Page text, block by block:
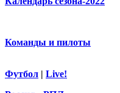
Команды и пилоты
Футбол | Live!